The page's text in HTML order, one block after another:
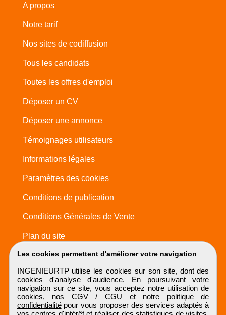
Les cookies permettent d'améliorer votre navigation
INGENIEURTP utilise les cookies sur son site, dont des
cookies d'analyse d'audience. En poursuivant votre
navigation sur ce site, vous acceptez notre utilisation de
cookies, nos CGV / CGU et notre politique de
confidentialitépour vous proposer des services adaptés à
A propos
Notre tarif
Nos sites de codiffusion
Tous les candidats
Toutes les offres d'emploi
Déposer un CV
Déposer une annonce
Témoignages utilisateurs
Informations légales
Paramètres des cookies
Conditions de publication
Conditions Générales de Vente
Plan du site